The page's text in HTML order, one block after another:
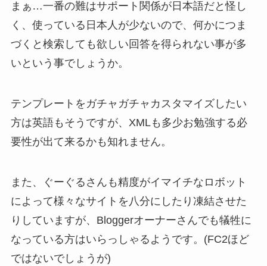
まぁ…一番の難はサポート関係が日本語だと怪し
く、使っている日本人が少ないので、何かにつま
づくと検索しても欲しい回答を得られない事が多
いという事でしょうか。
テンプレートをガチャガチャカスタマイズしたい
方は英語もそうですが、XMLも多少お勉強する必
要性が出て来るかも知れません。
また、ぐーぐるさんも精度がイマイチなロボット
によって様々なサイトを八分にしたり凍結させた
りしていますが、Bloggerオーナーさんでも犠牲に
なっている方はいらっしゃるようです。(FC2ほど
ではないでしょうが)